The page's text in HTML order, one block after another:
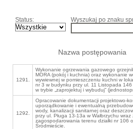
Status: Wyszukaj po znaku
Nazwa postępowania
1291.
Wykonanie ogrzewania gazowego
MORA (pokój i kuchnia) oraz wykonanie
wywiewnej w pomieszczeniu kuchni w
nr 3 w budynku przy ul. 11 Listopada 146
w trybie „zaprojektuj i wybuduj”
1292.
Opracowanie dokumentacji projektowo-
uporządkowanie i ewentualną
wody, kanalizacji sanitarnej oraz
przy ul. Pługa 13-13a w Wałbrzychu wraz
zagospodarowania terenu działki nr 106
Śródmieście.